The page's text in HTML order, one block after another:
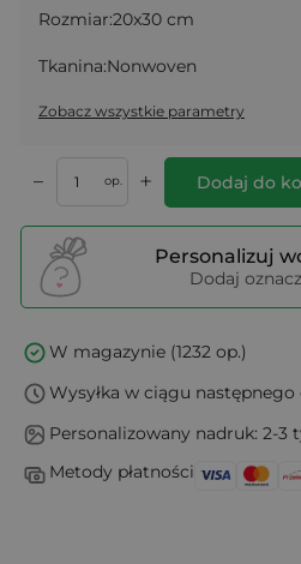
Rozmiar:20x30 cm
Tkanina:Nonwoven
Zobacz wszystkie parametry
– op. + Dodaj do
Personalizuj
Dodaj
W magazynie (1232 op.)
Wysyłka w ciągu
Personalizowany nadruk: 2-3
Metody płatności